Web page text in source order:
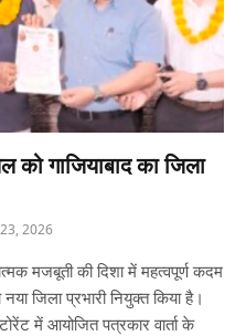
को गाजियाबाद का जिला
2026
मजबूती की दिशा में महत्वपूर्ण कदम
जिला प्रभारी नियुक्त किया है।
में आयोजित पत्रकार वार्ता के